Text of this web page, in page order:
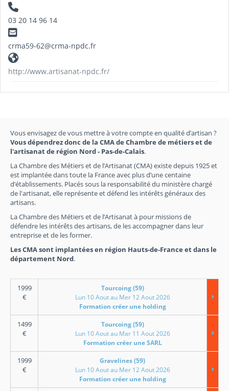
03 20 14 96 14
crma59-62@crma-npdc.fr
http://www.artisanat-npdc.fr/
Vous envisagez de vous mettre à votre compte en qualité d’artisan ?
Vous dépendrez donc de la CMA de Chambre de métiers et de
l'artisanat de région Nord - Pas-de-Calais.
La Chambre des Métiers et de l’Artisanat (CMA) existe depuis 1925 et
est implantée dans toute la France avec plus d’une centaine
d’établissements. Placés sous la responsabilité du ministère chargé
de l'artisanat, elle représente et défend les intérêts généraux des
artisans.
La Chambre des Métiers et de l’Artisanat à pour missions de
défendre les intérêts des artisans, de les accompagner dans leur
entreprise et de les former.
Les CMA sont implantées en région Hauts-de-France et dans le
département Nord.
1999
€
Tourcoing (59)
Lun 10 Aout au Mer 12 Aout 2026
Formation créer une holding
1499
€
Tourcoing (59)
Lun 10 Aout au Mar 11 Aout 2026
Formation créer une SARL
1999
€
Gravelines (59)
Lun 10 Aout au Mer 12 Aout 2026
Formation créer une holding